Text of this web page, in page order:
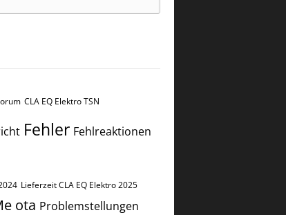
CLA EQ Elektro​​​​ TSN
Fehler Fehlreaktionen
Lieferzeit CLA EQ Elektro 2025
ota Problemstellungen